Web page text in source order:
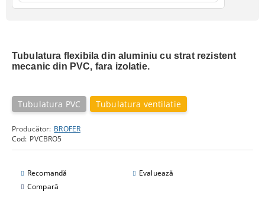
Tubulatura flexibila din aluminiu cu strat rezistent
mecanic din PVC, fara izolatie.
Tubulatura PVC Tubulatura ventilatie
Producător: BROFER
Cod: PVCBRO5
Recomandă
Evaluează
Compară